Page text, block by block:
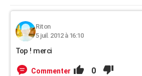
Riton
5 juil. 2012 à 16:10
Top ! merci
Commenter 0